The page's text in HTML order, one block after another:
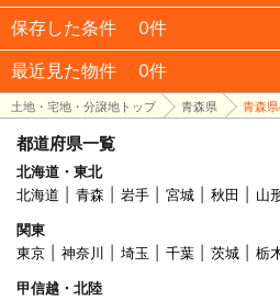
保存した条件
0件
最近見た物件
0件
土地・宅地・分譲地トップ 青森県 青森
都道府県一覧
北海道・東北
北海道
青森 岩手 宮城 秋田 山
関東
東京
神奈川 埼玉 千葉 茨城 栃
甲信越・北陸